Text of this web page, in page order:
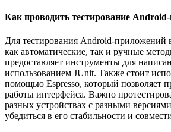
Как проводить тестирование
Для тестирования Android-приложений
как автоматические, так и ручные
предоставляет инструменты для
использованием JUnit. Также стоит
помощью Espresso, который позволяет
работы интерфейса. Важно
разных устройствах с разными
убедиться в его стабильности и